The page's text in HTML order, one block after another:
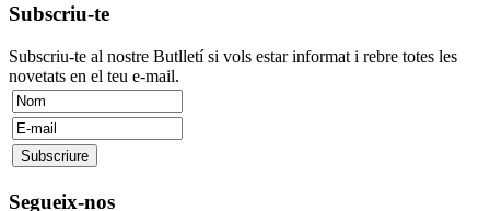
Subscriu-te
Subscriu-te al nostre Butlletí si vols estar informat i rebre totes les
novetats en el teu e-mail.
Segueix-nos